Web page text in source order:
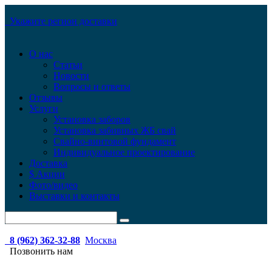
Укажите регион доставки
О нас
Статьи
Новости
Вопросы и ответы
Отзывы
Услуги
Установка заборов
Установка забивных ЖБ свай
Свайно-винтовой фундамент
Индивидуальное проектирование
Доставка
$ Акции
Фото/видео
Выставки и контакты
8 (962) 362-32-88 Москва
Позвонить нам